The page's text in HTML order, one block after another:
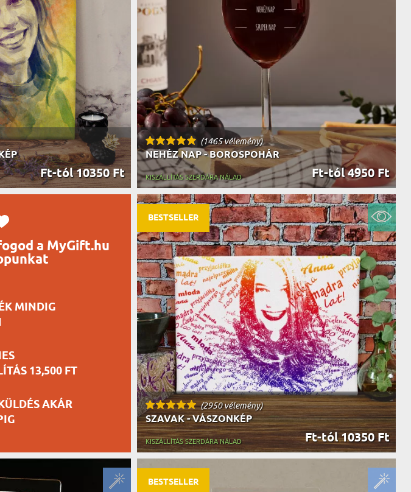
UTAZÓNAK
BICIKLISTÁNAK
SPORTOLÓNAK
TŰZOLTÓNAK
FŐNÖKNEK
VICCELŐDŐNEK
Ft-tól 10350 Ft
a MyGift.hu
MINDIG
13,500 FT
AKÁR
(1465 vélemény)
NEHÉZ NAP - BOROSPOHÁR
Ft-tól 4950 Ft
KISZÁLLÍTÁS SZERDÁRA NÁLAD
(2950 vélemény)
SZAVAK - VÁSZONKÉP
Ft-tól 10350 Ft
KISZÁLLÍTÁS SZERDÁRA NÁLAD
BESTSELLER
BESTSELLER